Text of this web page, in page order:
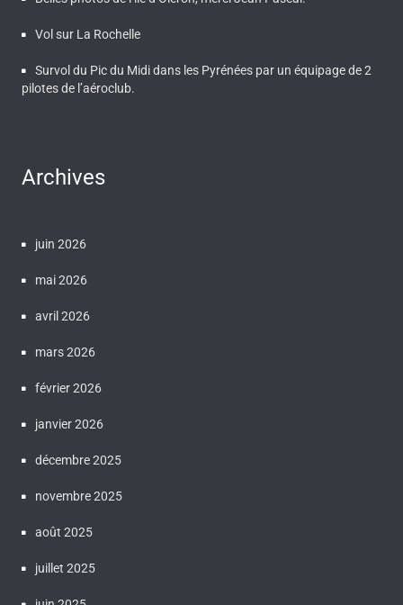
Vol sur La Rochelle
Survol du Pic du Midi dans les Pyrénées par un équipage de 2
pilotes de l’aéroclub.
Archives
juin 2026
mai 2026
avril 2026
mars 2026
février 2026
janvier 2026
décembre 2025
novembre 2025
août 2025
juillet 2025